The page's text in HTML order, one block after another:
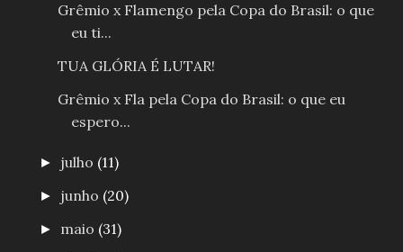
Grêmio x Flamengo pela Copa do Brasil: o que
eu ti...
TUA GLÓRIA É LUTAR!
Grêmio x Fla pela Copa do Brasil: o que eu
espero...
► julho (11)
► junho (20)
► maio (31)